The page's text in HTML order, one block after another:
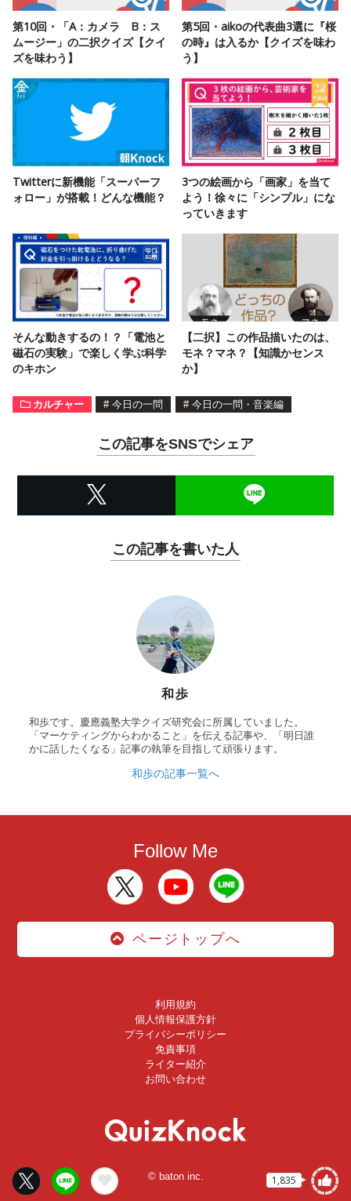
1,835
第10回・「A：カメラ B：ス
ムージー」の二択クイズ【クイ
ズを味わう】
第5回・aikoの代表曲3選に『桜
の時』は入るか【クイズを味わ
う】
Twitterに新機能「スーパーフ
ォロー」が搭載！どんな機能？
3つの絵画から「画家」を当て
よう！徐々に「シンプル」にな
っていきます
そんな動きするの！？「電池と
磁石の実験」で楽しく学ぶ科学
のキホン
【二択】この作品描いたのは、
モネ？マネ？【知識かセンス
か】
カルチャー # 今日の一問 # 今日の一問・音楽編
この記事をSNSでシェア
この記事を書いた人
和歩
和歩です。慶應義塾大学クイズ研究会に所属していました。
「マーケティングからわかること」を伝える記事や、「明日誰
かに話したくなる」記事の執筆を目指して頑張ります。
和歩の記事一覧へ
Follow Me
ページトップへ
利用規約
個人情報保護方針
プライバシーポリシー
免責事項
ライター紹介
お問い合わせ
© baton inc.